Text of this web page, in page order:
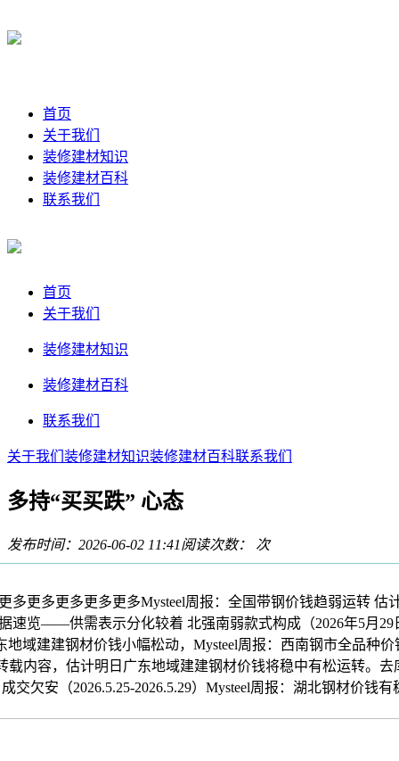
首页
关于我们
装修建材知识
装修建材百科
联系我们
首页
关于我们
装修建材知识
装修建材百科
联系我们
关于我们 装修建材知识装修建材百科联系我们
多持“买买跌” 心态
发布时间：2026-06-02 11:41阅读次数： 次
多更多更多更多Mysteel周报：全国带钢价钱趋弱运转 估
速览——供需表示分化较着 北强南弱款式构成（2026年5月29
地域建建钢材价钱小幅松动，Mysteel周报：西南钢市全品种
载内容，估计明日广东地域建建钢材价钱将稳中有松运转。
交欠安（2026.5.25-2026.5.29）Mysteel周报：湖北钢材价钱